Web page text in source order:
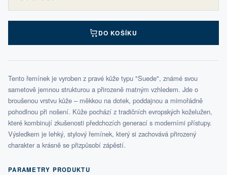
DO KOŠÍKU
Tento řemínek je vyroben z pravé kůže typu "Suede", známé svou
sametově jemnou strukturou a přirozeně matným vzhledem. Jde o
broušenou vrstvu kůže – měkkou na dotek, poddajnou a mimořádně
pohodlnou při nošení. Kůže pochází z tradičních evropských koželužen,
které kombinují zkušenosti předchozích generací s moderními přístupy.
Výsledkem je lehký, stylový řemínek, který si zachovává přirozený
charakter a krásně se přizpůsobí zápěstí.
PARAMETRY PRODUKTU